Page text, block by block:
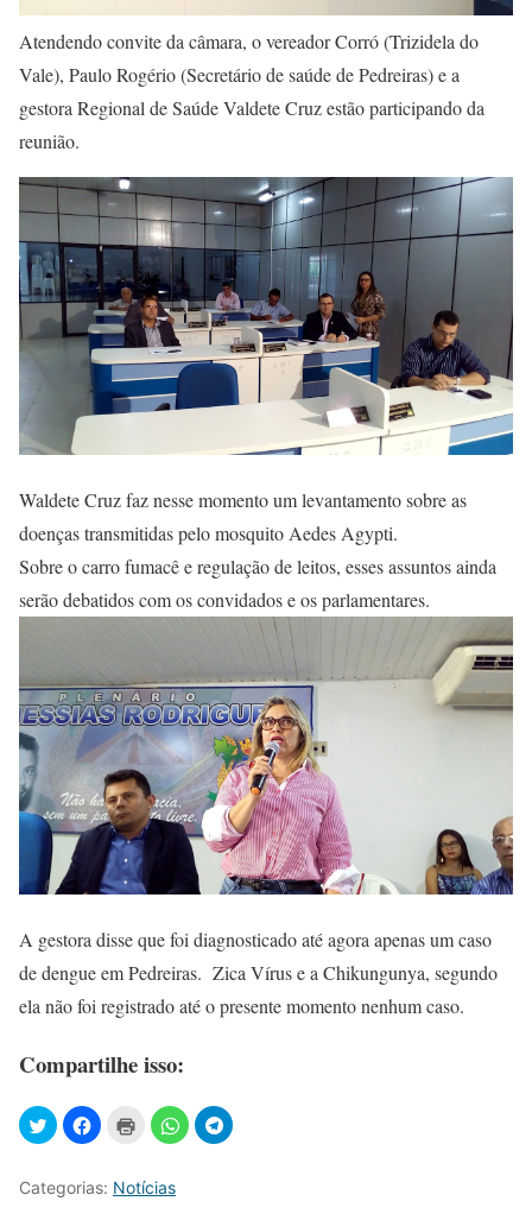
Atendendo convite da câmara, o vereador Corró (Trizidela do
Vale), Paulo Rogério (Secretário de saúde de Pedreiras) e a
gestora Regional de Saúde Valdete Cruz estão participando da
reunião.
Waldete Cruz faz nesse momento um levantamento sobre as
doenças transmitidas pelo mosquito Aedes Agypti.
Sobre o carro fumacê e regulação de leitos, esses assuntos ainda
serão debatidos com os convidados e os parlamentares.
A gestora disse que foi diagnosticado até agora apenas um caso
de dengue em Pedreiras. Zica Vírus e a Chikungunya, segundo
ela não foi registrado até o presente momento nenhum caso.
Compartilhe isso:
Categorias: Notícias